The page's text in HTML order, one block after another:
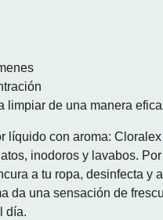
limpiar de una manera
líquido con aroma:
inodoros y lavabos. Por
a tu ropa, desinfecta y
da una sensación de
día.